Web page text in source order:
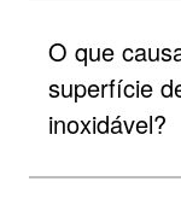
O que
superfície
inoxidável?